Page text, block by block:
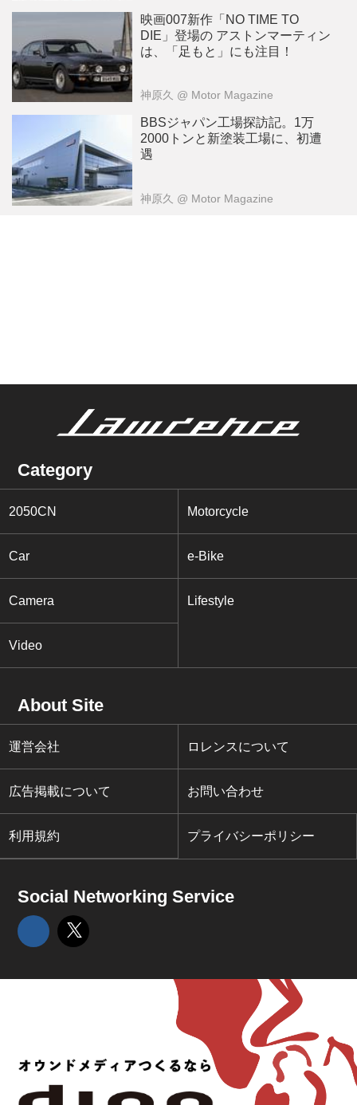
映画007新作「NO TIME TO
DIE」登場の アストンマーティン
は、「足もと」にも注目！
神原久 @ Motor Magazine
BBSジャパン工場探訪記。1万
2000トンと新塗装工場に、初遭
遇
神原久 @ Motor Magazine
Category
2050CN Motorcycle
Car e-Bike
Camera Lifestyle
Video
About Site
運営会社 ロレンスについて
広告掲載について お問い合わせ
利用規約 プライバシーポリシー
Social Networking Service